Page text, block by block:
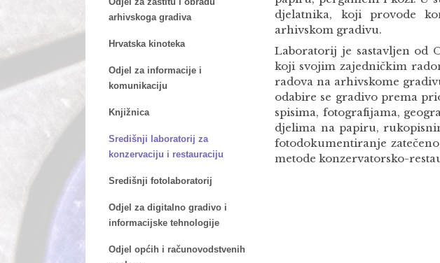
arhivskoga gradiva
Hrvatska kinoteka
Odjel za informacije i
komunikaciju
Knjižnica
Središnji laboratorij za
konzervaciju i restauraciju
Središnji fotolaboratorij
Odjel za digitalno gradivo i
informacijske tehnologije
Odjel općih i računovodstvenih
djelatnika, koji provode
arhivskom gradivu.
Laboratorij je sastavljen od
koji svojim zajedničkim
radova na arhivskome
odabire se gradivo prema
spisima, fotografijama,
djelima na papiru,
fotodokumentiranje
metode konzervatorsko-